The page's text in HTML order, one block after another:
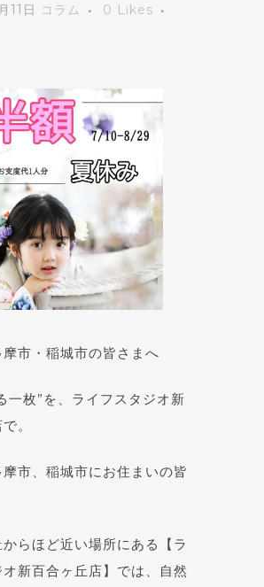
11日 コラム 0 Likes
市・稲城市の皆さまへ
一枚”を、ライフスタジオ新
。
市、稲城市にお住まいの皆
らほど近い場所にある【ラ
新百合ヶ丘店】では、自然